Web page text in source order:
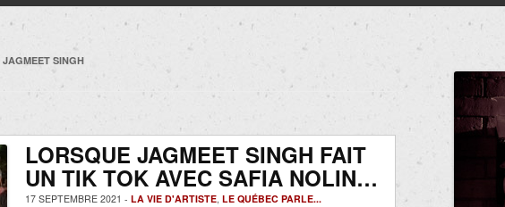
JAGMEET SINGH
LORSQUE JAGMEET SINGH FAIT
UN TIK TOK AVEC SAFIA NOLIN…
17 SEPTEMBRE 2021 - LA VIE D'ARTISTE, LE QUÉBEC PARLE...